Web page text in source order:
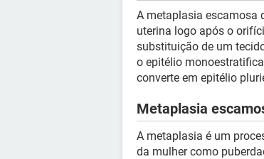
A metaplasia escamosa
uterina logo após o
substituição de um
o epitélio
converte em epitélio
Metaplasia
A metaplasia é um
da mulher como